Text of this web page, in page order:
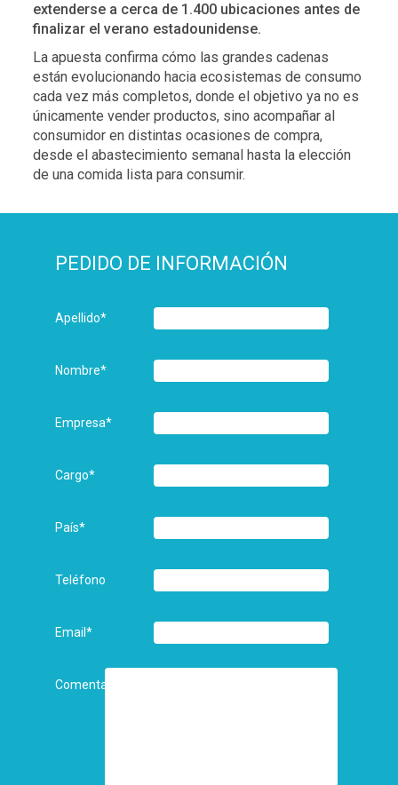
extenderse a cerca de 1.400 ubicaciones antes de
finalizar el verano estadounidense.
La apuesta confirma cómo las grandes cadenas
están evolucionando hacia ecosistemas de consumo
cada vez más completos, donde el objetivo ya no es
únicamente vender productos, sino acompañar al
consumidor en distintas ocasiones de compra,
desde el abastecimiento semanal hasta la elección
de una comida lista para consumir.
PEDIDO DE INFORMACIÓN
Apellido*
Nombre*
Empresa*
Cargo*
País*
Teléfono
Email*
Comentarios